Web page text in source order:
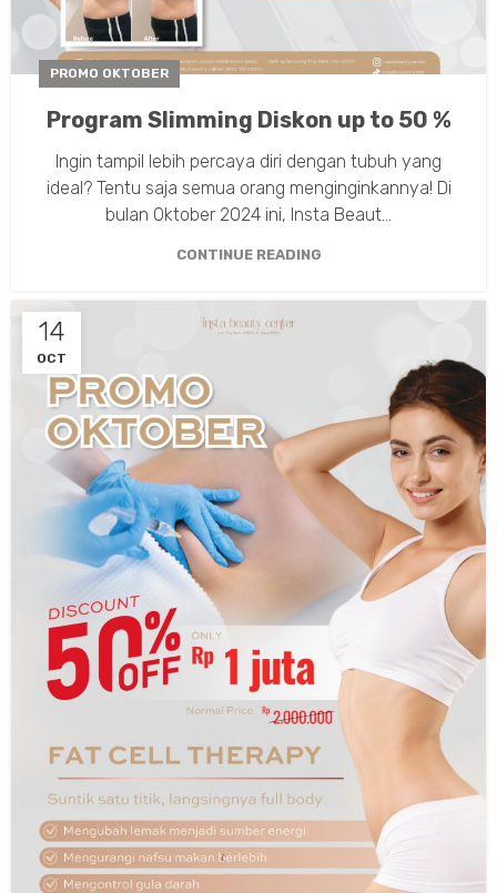
PROMO OKTOBER
Program Slimming Diskon up to 50 %
Ingin tampil lebih percaya diri dengan tubuh yang
ideal? Tentu saja semua orang menginginkannya! Di
bulan Oktober 2024 ini, Insta Beaut...
CONTINUE READING
14
OCT